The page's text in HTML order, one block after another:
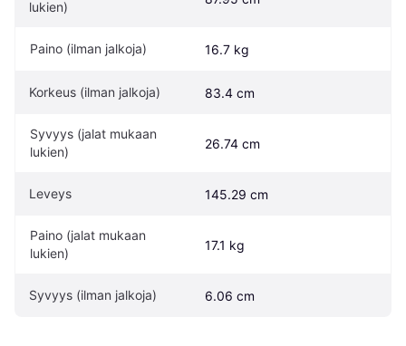
lukien)
Paino (ilman jalkoja) 16.7 kg
Korkeus (ilman jalkoja) 83.4 cm
Syvyys (jalat mukaan
lukien)
26.74 cm
Leveys 145.29 cm
Paino (jalat mukaan
lukien)
17.1 kg
Syvyys (ilman jalkoja) 6.06 cm